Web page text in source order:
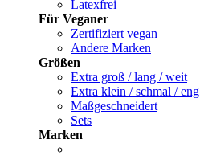
Latexfrei
Für Veganer
Zertifiziert vegan
Andere Marken
Größen
Extra groß / lang / weit
Extra klein / schmal / eng
Maßgeschneidert
Sets
Marken